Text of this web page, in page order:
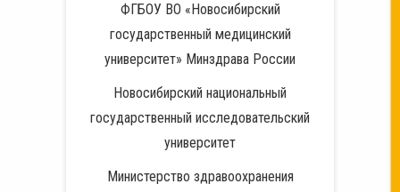
ФГБОУ ВО «Новосибирский
государственный медицинский
университет» Минздрава России
Новосибирский национальный
государственный исследовательский
университет
Министерство здравоохранения